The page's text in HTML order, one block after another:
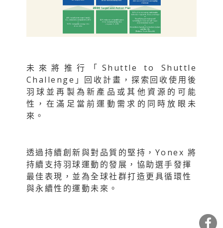
未來將推行「Shuttle to Shuttle
Challenge」回收計畫，探索回收使用後
羽球並再製為新產品或其他資源的可能
性，在滿足當前運動需求的同時放眼未
來。
透過持續創新與對品質的堅持，Yonex 將
持續支持羽球運動的發展，協助選手發揮
最佳表現，並為全球社群打造更具循環性
與永續性的運動未來。